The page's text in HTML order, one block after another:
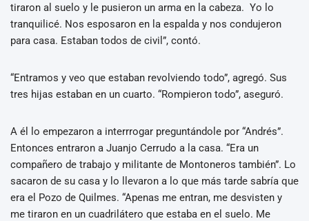
tiraron al suelo y le pusieron un arma en la cabeza. Yo lo
tranquilicé. Nos esposaron en la espalda y nos condujeron
para casa. Estaban todos de civil”, contó.
“Entramos y veo que estaban revolviendo todo”, agregó. Sus
tres hijas estaban en un cuarto. “Rompieron todo”, aseguró.
A él lo empezaron a interrrogar preguntándole por “Andrés”.
Entonces entraron a Juanjo Cerrudo a la casa. “Era un
compañero de trabajo y militante de Montoneros también”. Lo
sacaron de su casa y lo llevaron a lo que más tarde sabría que
era el Pozo de Quilmes. “Apenas me entran, me desvisten y
me tiraron en un cuadrilátero que estaba en el suelo. Me